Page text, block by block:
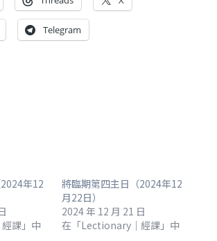
Telegram
年12
課」中
將臨期第四主日（2024年12
月22日）
2024 年 12 月 21 日
在「Lectionary｜經課」中